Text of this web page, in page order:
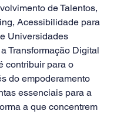
de Talentos,
Acessibilidade para
Universidades
Transformação Digital
contribuir para o
do empoderamento
essenciais para a
a que concentrem